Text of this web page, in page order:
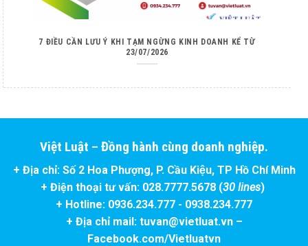
7 ĐIỀU CẦN LƯU Ý KHI TẠM NGỪNG KINH DOANH KỂ TỪ
23/07/2026
Việt Luật – Đồng hành cùng doanh nghiệp.
+ Địa chỉ: Số 2 Hoa Phượng, P. Cầu Kiệu, TP Hồ Chí Minh
+ Điện thoại tư vấn: 028.7777.5678 (30 lines)
+ Hotline: 0936.234.777 - 0938.234.777
+ Địa chỉ mail: tuvan@vietluat.vn –
Facebook.com/Vietluatvn